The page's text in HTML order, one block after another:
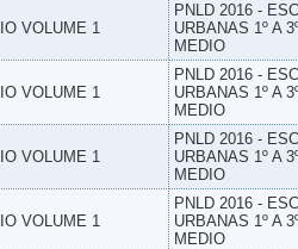
VOLUME 1
PNLD 2016 -
URBANAS 1º A
MEDIO
VOLUME 1
PNLD 2016 -
URBANAS 1º A
MEDIO
VOLUME 1
PNLD 2016 -
URBANAS 1º A
MEDIO
VOLUME 1
PNLD 2016 -
URBANAS 1º A
MEDIO